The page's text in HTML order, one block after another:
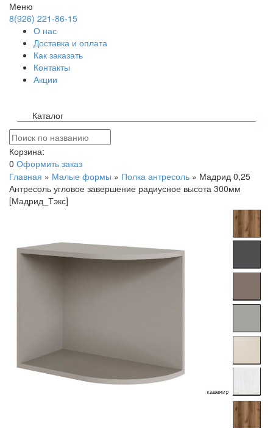
Меню
8(926) 221-86-15
О нас
Доставка и оплата
Как заказать
Контакты
Акции
Каталог
Корзина:
0 Оформить заказ
Главная » Малые формы » Полка антресоль » Мадрид 0,25
Антресоль угловое завершение радиусное высота 300мм
[Мадрид_Тэкс]